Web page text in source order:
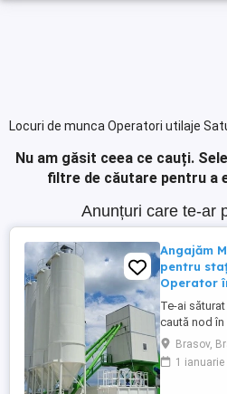
Locuri de munca Operatori utilaje
Nu am găsit ceea ce cauți.
filtre de căutare pentru a
Anunțuri care te-ar
Angajăm
pentru
Operator
Te-ai
caută nod în
iar la final
Ce căutăm:
punctual nu
Brasov,
1 ianuarie